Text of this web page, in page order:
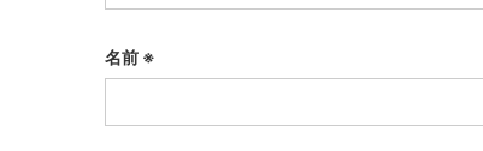
名前 ※